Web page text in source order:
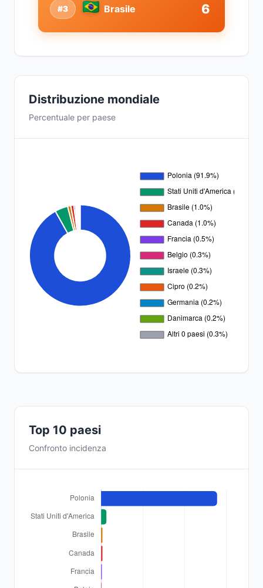
#3 Brasile 6
Distribuzione mondiale
Percentuale per paese
Top 10 paesi
Confronto incidenza